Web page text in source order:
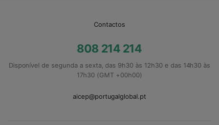
Contactos
808 214 214
Disponível de segunda a sexta, das 9h30 às 12h30 e das 14h30 às
17h30 (GMT +00h00)
aicep@portugalglobal.pt